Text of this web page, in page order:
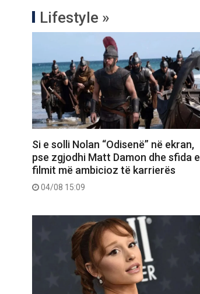
Lifestyle »
Si e solli Nolan “Odisenë” në ekran,
pse zgjodhi Matt Damon dhe sfida e
filmit më ambicioz të karrierës
04/08 15:09